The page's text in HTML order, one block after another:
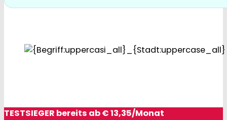
TESTSIEGER bereits ab € 13,35/Monat